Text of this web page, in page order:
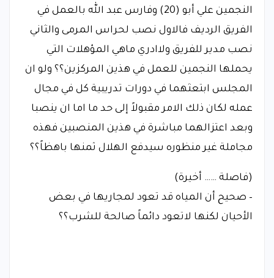
النجمين علي أبو (20) وفارس عبد الله بالعمل في
الفريق الرديف فالاول نصب لحراس المرمى والثاني
نصب مدير للفريق ولاادري ماهي المؤهلات التي
يحملها النجمين للعمل في هذين المركزين؟؟ ولو ان
المجلس ابتعثهما في دورات تدريبية كل في مجال
عمله لكان ذلك الامر مقبولاً إلى حد ما اما ان ينصبا
وبعد اعتزالهما مباشرة في هذين المنصبين فهذه
مجاملة غير منظوره سيدفع الهلال ثمنها باهظاً؟؟
(فاصلة …… أخيرة)
– صحيح أن المياه قد تعود لمجاريها في بعض
الأحيان لكنها لاتعود دائماً صالحة للشرب؟؟